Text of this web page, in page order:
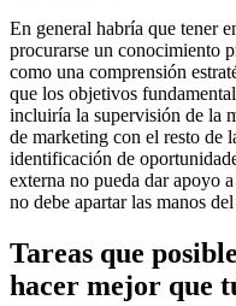
En general habría que tener
procurarse un conocimiento
como una comprensión
que los objetivos
incluiría la supervisión de la
de marketing con el resto de
identificación de
externa no pueda dar apoyo
no debe apartar las manos
Tareas que
hacer mejor que